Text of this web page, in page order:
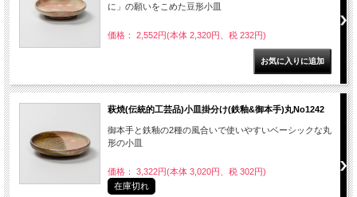
に」の願いをこめた豆形小皿
価格： 2,552円(本体 2,320円、税 232円)
萩焼(伝統的工芸品)小皿掛分け(鉄釉&御本手)丸No1242
御本手と鉄釉の2種の風合いで使いやすいベーシックな丸
形の小皿
価格： 3,322円(本体 3,020円、税 302円)
在庫切れ